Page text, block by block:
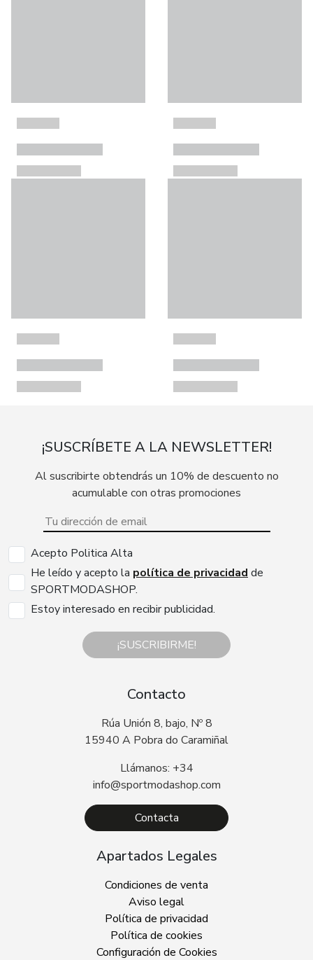
¡SUSCRÍBETE A LA NEWSLETTER!
Al suscribirte obtendrás un 10% de descuento no
acumulable con otras promociones
Acepto Politica Alta
He leído y acepto la política de privacidad de
SPORTMODASHOP.
Estoy interesado en recibir publicidad.
¡SUSCRIBIRME!
Contacto
Rúa Unión 8, bajo, Nº 8
15940 A Pobra do Caramiñal
Llámanos: +34
info@sportmodashop.com
Contacta
Apartados Legales
Condiciones de venta
Aviso legal
Política de privacidad
Política de cookies
Configuración de Cookies